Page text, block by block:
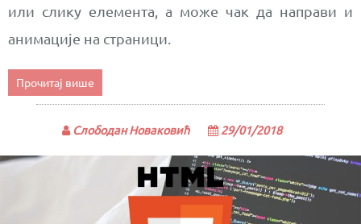
или слику елемента, а може чак да направи и
анимације на страници.
Прочитај више
Слободан Новаковић 29/01/2018